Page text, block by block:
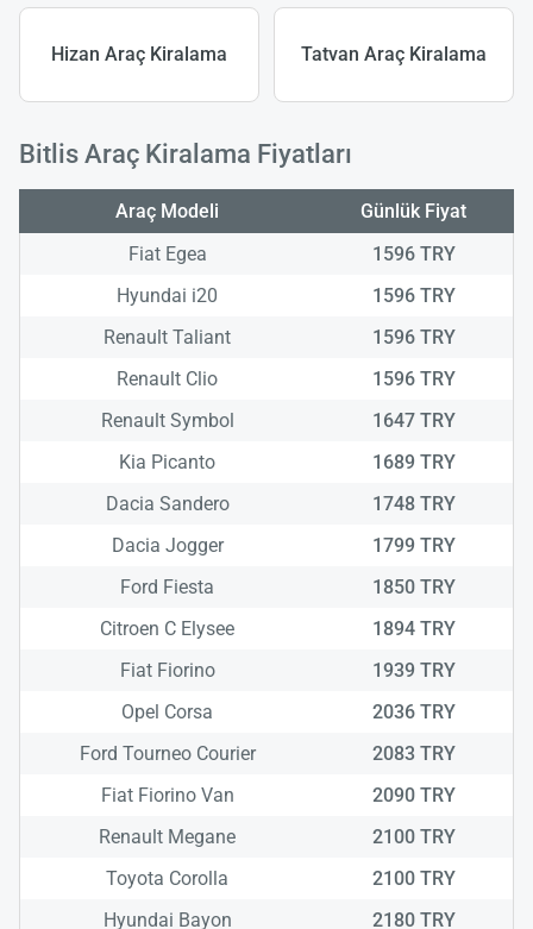
Hizan Araç Kiralama Tatvan Araç Kiralama
Bitlis Araç Kiralama Fiyatları
Araç Modeli
Günlük Fiyat
Fiat Egea
1596 TRY
Hyundai i20
1596 TRY
Renault Taliant
1596 TRY
Renault Clio
1596 TRY
Renault Symbol
1647 TRY
Kia Picanto
1689 TRY
Dacia Sandero
1748 TRY
Dacia Jogger
1799 TRY
Ford Fiesta
1850 TRY
Citroen C Elysee
1894 TRY
Fiat Fiorino
1939 TRY
Opel Corsa
2036 TRY
Ford Tourneo Courier
2083 TRY
Fiat Fiorino Van
2090 TRY
Renault Megane
2100 TRY
Toyota Corolla
2100 TRY
Hyundai Bayon
2180 TRY